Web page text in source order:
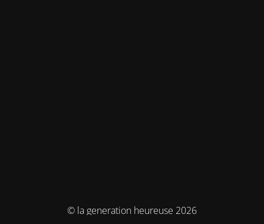
© la generation heureuse 2026